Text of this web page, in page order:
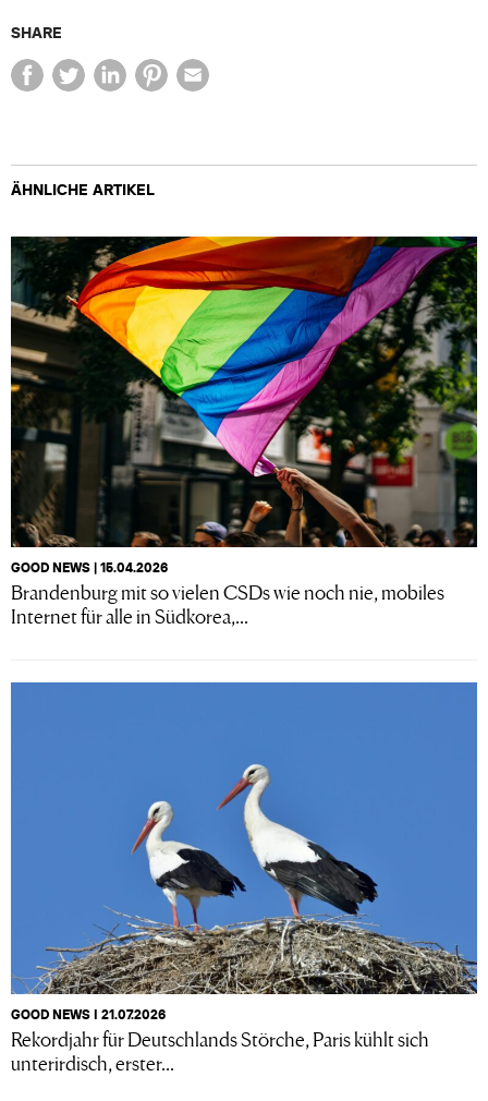
SHARE
ÄHNLICHE ARTIKEL
GOOD NEWS | 15.04.2026
Brandenburg mit so vielen CSDs wie noch nie, mobiles
Internet für alle in Südkorea,...
GOOD NEWS I 21.07.2026
Rekordjahr für Deutschlands Störche, Paris kühlt sich
unterirdisch, erster...